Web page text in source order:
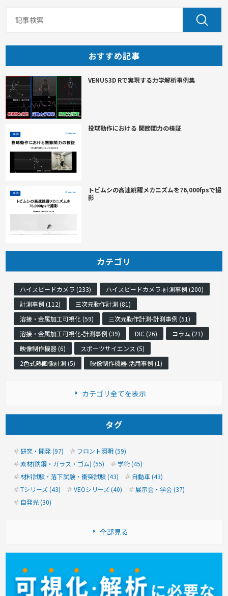
おすすめ記事
VENUS3D Rで実現する力学解析事例集
投球動作における 関節間力の検証
トビムシの高速跳躍メカニズムを76,000fpsで撮
影
カテゴリ
ハイスピードカメラ (233)
ハイスピードカメラ-計測事例 (200)
計測事例 (112)
三次元動作計測 (81)
溶接・金属加工可視化 (59)
三次元動作計測-計測事例 (51)
溶接・金属加工可視化-計測事例 (39)
DIC (26)
コラム (21)
映像制作機器 (6)
スポーツサイエンス (5)
2色式熱画像計測 (5)
映像制作機器-活用事例 (1)
カテゴリ全てを表示
タグ
研究・開発 (97)
フロント照明 (59)
素材(鉄鋼・ガラス・ゴム) (55)
学術 (45)
材料試験・落下試験・衝突試験 (43)
自動車 (43)
Tシリーズ (43)
VEOシリーズ (40)
展示会・学会 (37)
自発光 (30)
全部見る